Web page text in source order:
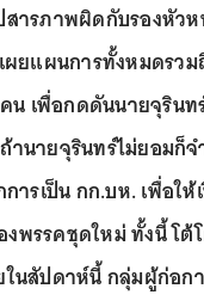
สารภาพผิดกับรองหัว
ผยแผนการทั้งหมดรว
คน เพื่อกดดันนายจุริน
นายจุรินทร์ไม่ยอมก็
ารเป็น กก.บห. เพื่อใ
พรรคชุดใหม่ ทั้งนี้ โ
นสัปดาห์นี้ กลุ่มผู้ก่อก